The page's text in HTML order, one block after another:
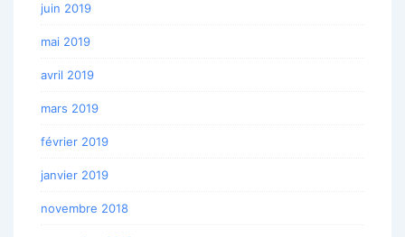
juin 2019
mai 2019
avril 2019
mars 2019
février 2019
janvier 2019
novembre 2018